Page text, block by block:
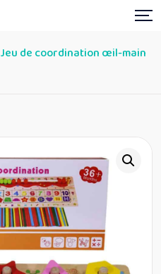
Jeu de coordination œil-main